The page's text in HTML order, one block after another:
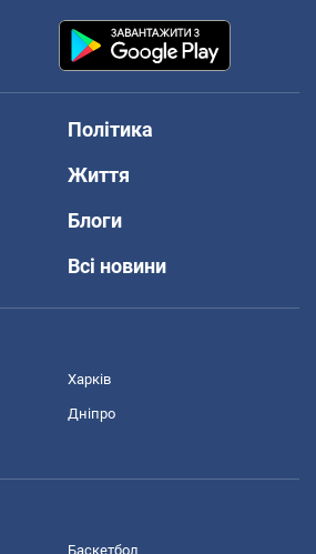
Політика
Життя
Блоги
Всі новини
Харків
Дніпро
Баскетбол